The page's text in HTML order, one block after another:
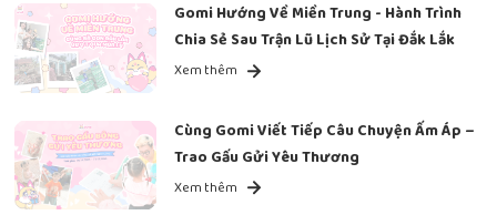
Gomi Hướng Về Miền Trung - Hành Trình
Chia Sẻ Sau Trận Lũ Lịch Sử Tại Đắk Lắk
Xem thêm
Cùng Gomi Viết Tiếp Câu Chuyện Ấm Áp –
Trao Gấu Gửi Yêu Thương
Xem thêm